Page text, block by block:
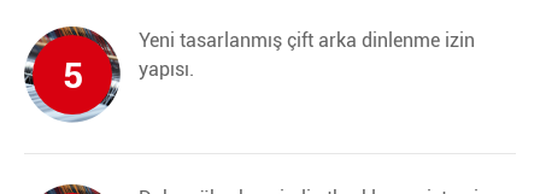
5
Yeni tasarlanmış çift arka dinlenme izin
yapısı.